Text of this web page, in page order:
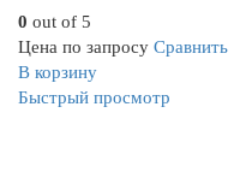
0 out of 5
Цена по запросу Сравнить
В корзину
Быстрый просмотр